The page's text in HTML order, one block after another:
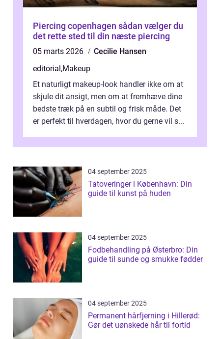
Piercing copenhagen sådan vælger du
det rette sted til din næste piercing
05 marts 2026
Cecilie Hansen
editorial ,Makeup
Et naturligt makeup-look handler ikke om at
skjule dit ansigt, men om at fremhæve dine
bedste træk på en subtil og frisk måde. Det
er perfekt til hverdagen, hvor du gerne vil s...
04 september 2025
Tatoveringer i København: Din
guide til kunst på huden
04 september 2025
Fodbehandling på Østerbro: Din
guide til sunde og smukke fødder
04 september 2025
Permanent hårfjerning i Hillerød:
Gør det uønskede hår til fortid